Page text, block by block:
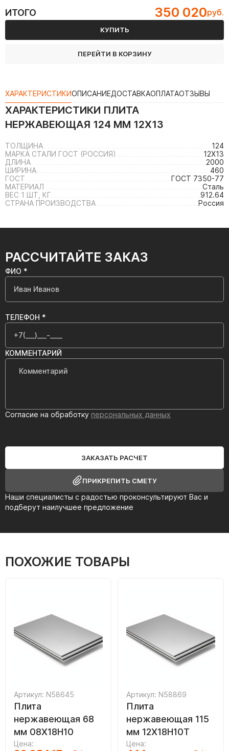
ИТОГО 350 020руб.
КУПИТЬ
ПЕРЕЙТИ В КОРЗИНУ
ХАРАКТЕРИСТИКИОПИСАНИЕДОСТАВКАОПЛАТАОТЗЫВЫ
ХАРАКТЕРИСТИКИ ПЛИТА
НЕРЖАВЕЮЩАЯ 124 ММ 12Х13
ТОЛЩИНА
124
МАРКА СТАЛИ ГОСТ (РОССИЯ)
12Х13
ДЛИНА
2000
ШИРИНА
460
ГОСТ
ГОСТ 7350-77
МАТЕРИАЛ
Сталь
ВЕС 1 ШТ, КГ
912.64
СТРАНА ПРОИЗВОДСТВА
Россия
РАССЧИТАЙТЕ ЗАКАЗ
Наши специалисты с радостью проконсультируют Вас и
подберут наилучшее предложение
ФИО *
ТЕЛЕФОН *
КОММЕНТАРИЙ
Согласие на обработку персональных данных
ЗАКАЗАТЬ РАСЧЕТ
ПРИКРЕПИТЬ СМЕТУ
ПОХОЖИЕ ТОВАРЫ
Артикул: N58645
Плита
нержавеющая 68
мм 08Х18Н10
Цена:
Артикул: N58869
Плита
нержавеющая 115
мм 12Х18Н10Т
Цена: